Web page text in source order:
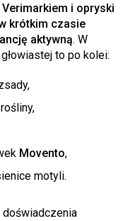
Verimarkiem i opryski
krótkim czasie
aktywną. W
to po kolei:
Movento,
motyli.